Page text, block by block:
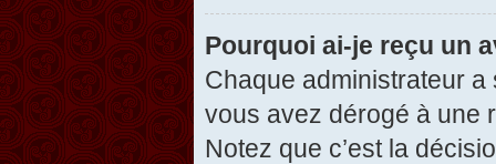
Pourquoi ai-je reçu un
Chaque administrateur
vous avez dérogé à une
Notez que c’est la